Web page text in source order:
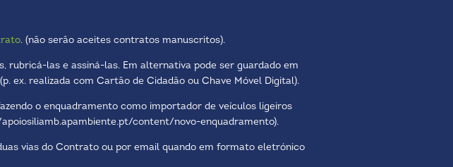
. (não serão aceites contratos manuscritos).
las e assiná-las. Em alternativa pode ser guardado em
ex. realizada com Cartão de Cidadão ou Chave Móvel Digital).
o enquadramento como importador de veículos ligeiros
content/novo-enquadramento).
vias do Contrato ou por email quando em formato eletrónico